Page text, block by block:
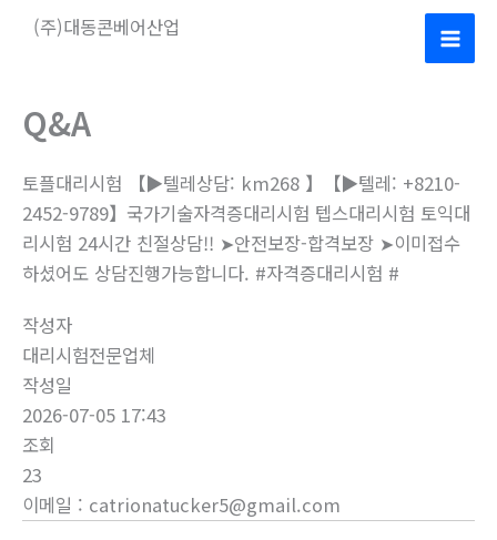
(주)대동콘베어산업
Main
Q&A
토플대리시험 【▶텔레상담: km268 】【▶텔레: +8210-
2452-9789】국가기술자격증대리시험 텝스대리시험 토익대
리시험 24시간 친절상담!! ➤안전보장-합격보장 ➤이미접수
하셨어도 상담진행가능합니다. #자격증대리시험 #
작성자
대리시험전문업체
작성일
2026-07-05 17:43
조회
23
이메일 : catrionatucker5@gmail.com